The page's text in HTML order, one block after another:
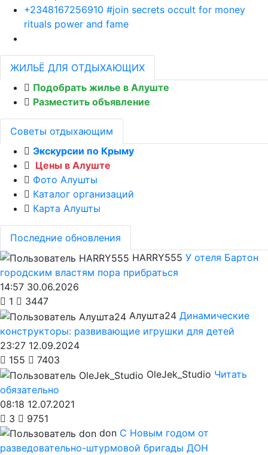
+2348167256910 #join secrets occult for money
rituals power and fame
ЖИЛЬЁ ДЛЯ ОТДЫХАЮЩИХ
Подобрать жилье в Алуште
Разместить объявление
Советы отдыхающим
Экскурсии по Крыму
Цены в Алуште
Фото Алушты
Каталог организаций
Карта Алушты
Последние обновления
HARRY555 У отеля Бартон
городским властям пора прибраться
14:57 30.06.2026
1
3447
Алушта24 Динамические
конструкторы: развивающие игрушки для детей
23:27 12.09.2024
155
7403
OleJek_Studio Читать
обязательно
08:18 12.07.2021
3
9751
don С Новым годом от
разведовательно-штурмовой бригады ДОН